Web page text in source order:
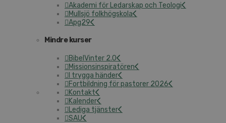
Akademi för Ledarskap och Teologi
Mullsjö folkhögskola
Apg29
Mindre kurser
BibelVinter 2.0
Missionsinspiratören
I trygga händer
Fortbildning för pastorer 2026
Kontakt
Kalender
Lediga tjänster
SAU